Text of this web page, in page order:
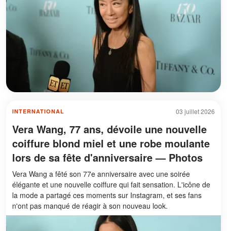
03 juillet 2026
INTERNATIONAL
Vera Wang, 77 ans, dévoile une nouvelle
coiffure blond miel et une robe moulante
lors de sa fête d'anniversaire — Photos
Vera Wang a fêté son 77e anniversaire avec une soirée
élégante et une nouvelle coiffure qui fait sensation. L'icône de
la mode a partagé ces moments sur Instagram, et ses fans
n'ont pas manqué de réagir à son nouveau look.